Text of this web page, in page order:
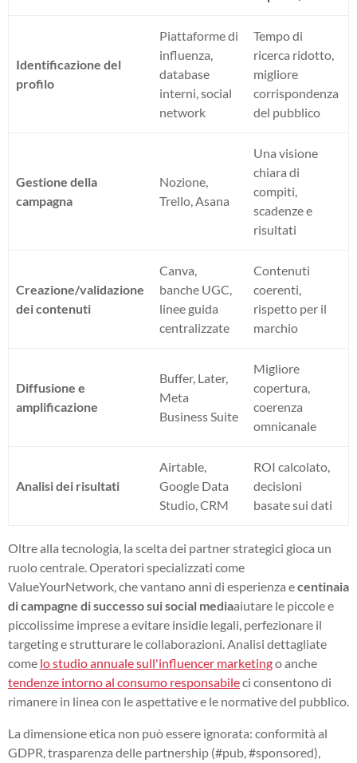
Identificazione del
profilo
Piattaforme di
influenza,
database
interni, social
network
Tempo di
ricerca ridotto,
migliore
corrispondenza
del pubblico
Gestione della
campagna
Nozione,
Trello, Asana
Una visione
chiara di
compiti,
scadenze e
risultati
Creazione/validazione
dei contenuti
Canva,
banche UGC,
linee guida
centralizzate
Contenuti
coerenti,
rispetto per il
marchio
Diffusione e
amplificazione
Buffer, Later,
Meta
Business Suite
Migliore
copertura,
coerenza
omnicanale
Analisi dei risultati
Airtable,
Google Data
Studio, CRM
ROI calcolato,
decisioni
basate sui dati
Oltre alla tecnologia, la scelta dei partner strategici gioca un
ruolo centrale. Operatori specializzati come
ValueYourNetwork, che vantano anni di esperienza ecentinaia
di campagne di successo sui social mediaaiutare le piccole e
piccolissime imprese a evitare insidie legali, perfezionare il
targeting e strutturare le collaborazioni. Analisi dettagliate
come lo studio annuale sull'influencer marketingo anche
tendenze intorno al consumo responsabileci consentono di
rimanere in linea con le aspettative e le normative del pubblico.
La dimensione etica non può essere ignorata: conformità al
GDPR, trasparenza delle partnership (#pub, #sponsored),